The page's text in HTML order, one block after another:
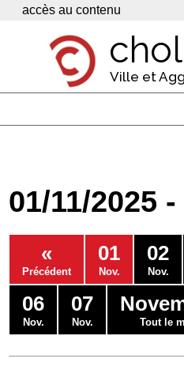
Panneau de gestion des cookies
accès au contenu
Ville et
Economie
Services
Contacts
01/11/2025
«
Précédent
01
Nov.
02
Nov.
06
Nov.
07
Nov. Tout le